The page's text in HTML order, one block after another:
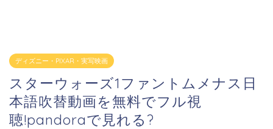
ディズニー・PIXAR・実写映画
スターウォーズ1ファントムメナス日
本語吹替動画を無料でフル視
聴!pandoraで見れる?